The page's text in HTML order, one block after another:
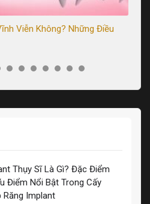
Viễn Không? Những Điều
Thụy Sĩ Là Gì? Đặc Điểm
Điểm Nổi Bật Trong Cấy
Răng Implant